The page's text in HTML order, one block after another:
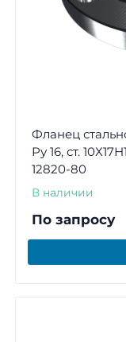
Фланец
Ру 16, ст.
12820-80
В наличии
По запросу